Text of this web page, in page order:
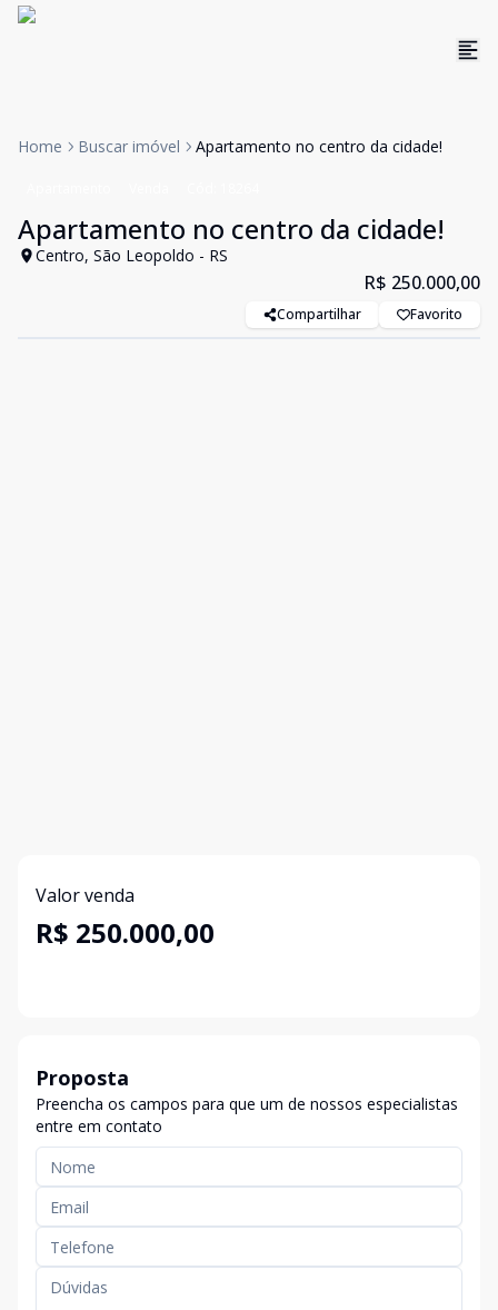
Home Buscar imóvel Apartamento no centro da cidade!
Apartamento no centro da cidade!
Centro, São Leopoldo - RS
R$ 250.000,00
Compartilhar Favorito
Valor venda
R$ 250.000,00
Proposta
Preencha os campos para que um de nossos especialistas
entre em contato